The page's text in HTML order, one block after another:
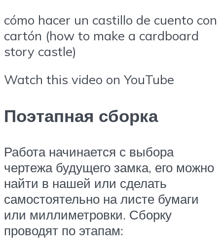
cómo hacer un castillo de cuento con
cartón (how to make a cardboard
story castle)
Watch this video on YouTube
Поэтапная сборка
Работа начинается с выбора
чертежа будущего замка, его можно
найти в нашей или сделать
самостоятельно на листе бумаги
или миллиметровки. Сборку
проводят по этапам: